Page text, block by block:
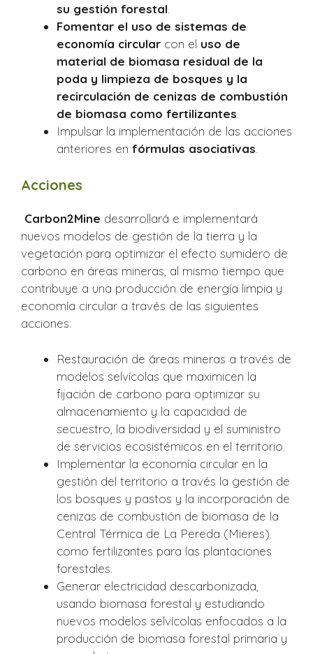
su gestión forestal
Fomentar el uso de sistemas de
economía circular con el uso de
material de biomasa residual de la
poda y limpieza de bosques y la
recirculación de cenizas de combustión
de biomasa como fertilizantes
Impulsar la implementación de las acciones
anteriores en fórmulas asociativas
Acciones
Carbon2Mine desarrollará e implementará
nuevos modelos de gestión de la tierra y la
vegetación para optimizar el efecto sumidero de
carbono en áreas mineras, al mismo tiempo que
contribuye a una producción de energía limpia y
economía circular a través de las siguientes
acciones:
Restauración de áreas mineras a través de
modelos selvícolas que maximicen la
fijación de carbono para optimizar su
almacenamiento y la capacidad de
secuestro, la biodiversidad y el suministro
de servicios ecosistémicos en el territorio.
Implementar la economía circular en la
gestión del territorio a través la gestión de
los bosques y pastos y la incorporación de
cenizas de combustión de biomasa de la
Central Térmica de La Pereda (Mieres)
como fertilizantes para las plantaciones
forestales.
Generar electricidad descarbonizada,
usando biomasa forestal y estudiando
nuevos modelos selvícolas enfocados a la
producción de biomasa forestal primaria y